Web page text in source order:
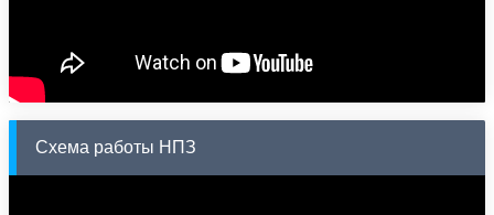
Схема работы НПЗ